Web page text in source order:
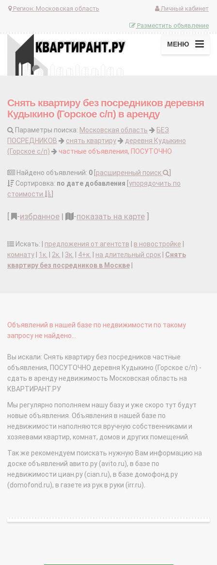
Регион: Московская область Личный кабинет
Разместить объявление
МЕНЮ
Снять квартиру без посредников деревня
Кудыкино (Горское с/п) в аренду
Параметры поиска: Московская область
БЕЗ
ПОСРЕДНИКОВ
снять квартиру
деревня Кудыкино
(Горское с/п)
частные объявления, ПОСУТОЧНО
Найдено объявлений: 0 расширенный поиск
Сортировка: по дате добавления упорядочить по
стоимости
-избранное | -показать на карте
Искать: | предложения от агентств в новостройке
комнату
1к. 2к. 3к. 4+к. на длительный срок
Снять
квартиру без посредников в Москве
Объявлений в нашей базе по недвижимости по такому
запросу не найдено...
Вы искали: Снять квартиру без посредников частные
объявления, ПОСУТОЧНО деревня Кудыкино (Горское с/п) -
сдать в аренду недвижимость Московская область на
КВАРТИРАНТ.РУ
Мы регулярно пополняем нашу базу и уже скоро тут будут
новые объявления. Объявления в нашей базе по
недвижимости наполняются вручную собственниками и
хозяевами квартир, комнат, домов и других помещений.
Так же рекомендуем поискать нужную Вам информацию на
доске объявлений авито.ру (avito.ru), в базе по
недвижимости циан.ру (cian.ru), в базе домофонд.ру
(domofond.ru), в газете из рук в руки (irr.ru).